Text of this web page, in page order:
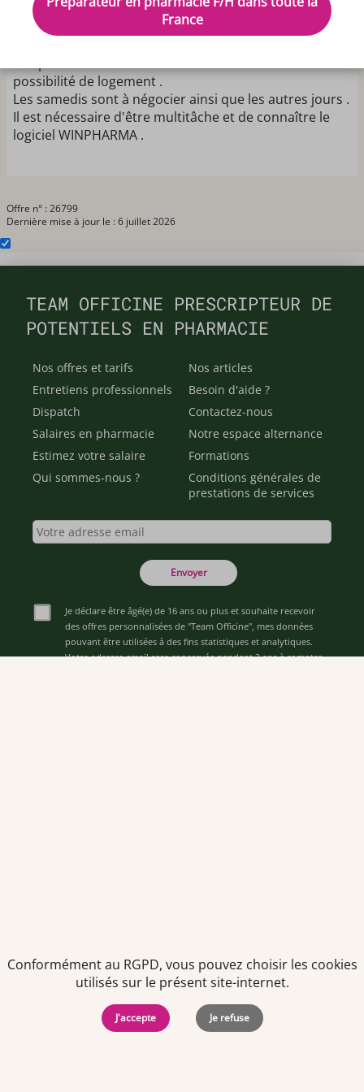
maison pluridisciplinaires récemment ouvertes
( l'une libérale et l'autre hospitalière ).
possibilité de logement .
Les samedis sont à négocier ainsi que les autres jours .
Il est nécessaire d'être multitâche et de connaître le
logiciel WINPHARMA .
Offre n° : 26799
Dernière mise à jour le : 6 juillet 2026
France
TEAM OFFICINE PRESCRIPTEUR DE
POTENTIELS EN PHARMACIE
Nos offres et tarifs
Entretiens professionnels
Dispatch
Salaires en pharmacie
Estimez votre salaire
Qui sommes-nous ?
Nos articles
Besoin d'aide ?
Contactez-nous
Notre espace alternance
Formations
Conditions générales de
prestations de services
Envoyer
Je déclare être âgé(e) de 16 ans ou plus et souhaite recevoir
des offres personnalisées de "Team Officine", mes données
pouvant être utilisées à des fins statistiques et analytiques.
Votre adresse email sera conservée pendant 3 ans à compter
personnelles
réservés.
Conformément au RGPD, vous pouvez choisir les cookies
utilisés sur le présent site-internet.
J'accepte Je refuse